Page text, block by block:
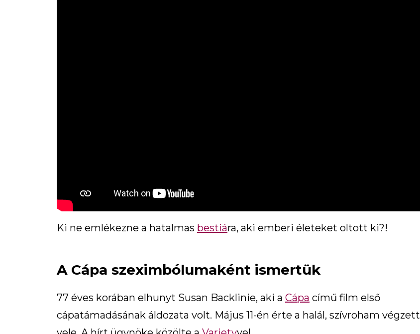
Ki ne emlékezne a hatalmas bestiára, aki emberi életeket oltott ki?!
A Cápa szeximbólumaként ismertük
77 éves korában elhunyt Susan Backlinie, aki a Cápa című film első
cápatámadásának áldozata volt. Május 11-én érte a halál, szívroham végzett